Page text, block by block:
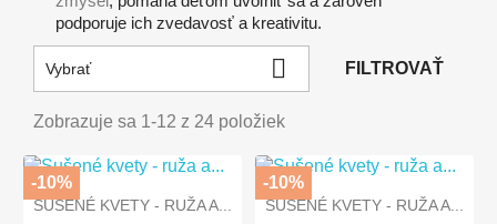
podporuje ich zvedavosť a kreativitu.
Vybrať  FILTROVAŤ
Zobrazuje sa 1-12 z 24 položiek
SUŠENÉ KVETY - RUŽA A...
-10%
SUŠENÉ KVETY - RUŽA A...
-10%